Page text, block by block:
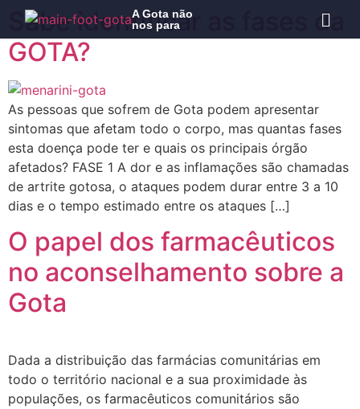
A Gota não
nos para
Sabe identificar as fases da
GOTA?
As pessoas que sofrem de Gota podem apresentar
sintomas que afetam todo o corpo, mas quantas fases
esta doença pode ter e quais os principais órgão
afetados? FASE 1 A dor e as inflamações são chamadas
de artrite gotosa, o ataques podem durar entre 3 a 10
dias e o tempo estimado entre os ataques […]
O papel dos farmacêuticos
no aconselhamento sobre a
Gota
Dada a distribuição das farmácias comunitárias em
todo o território nacional e a sua proximidade às
populações, os farmacêuticos comunitários são